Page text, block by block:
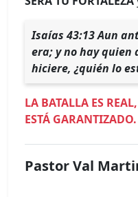
Isaías 43:13 Aun
era; y no hay quien
hiciere, ¿quién lo
LA BATALLA ES
ESTÁ GARANTIZADO.
Pastor Val